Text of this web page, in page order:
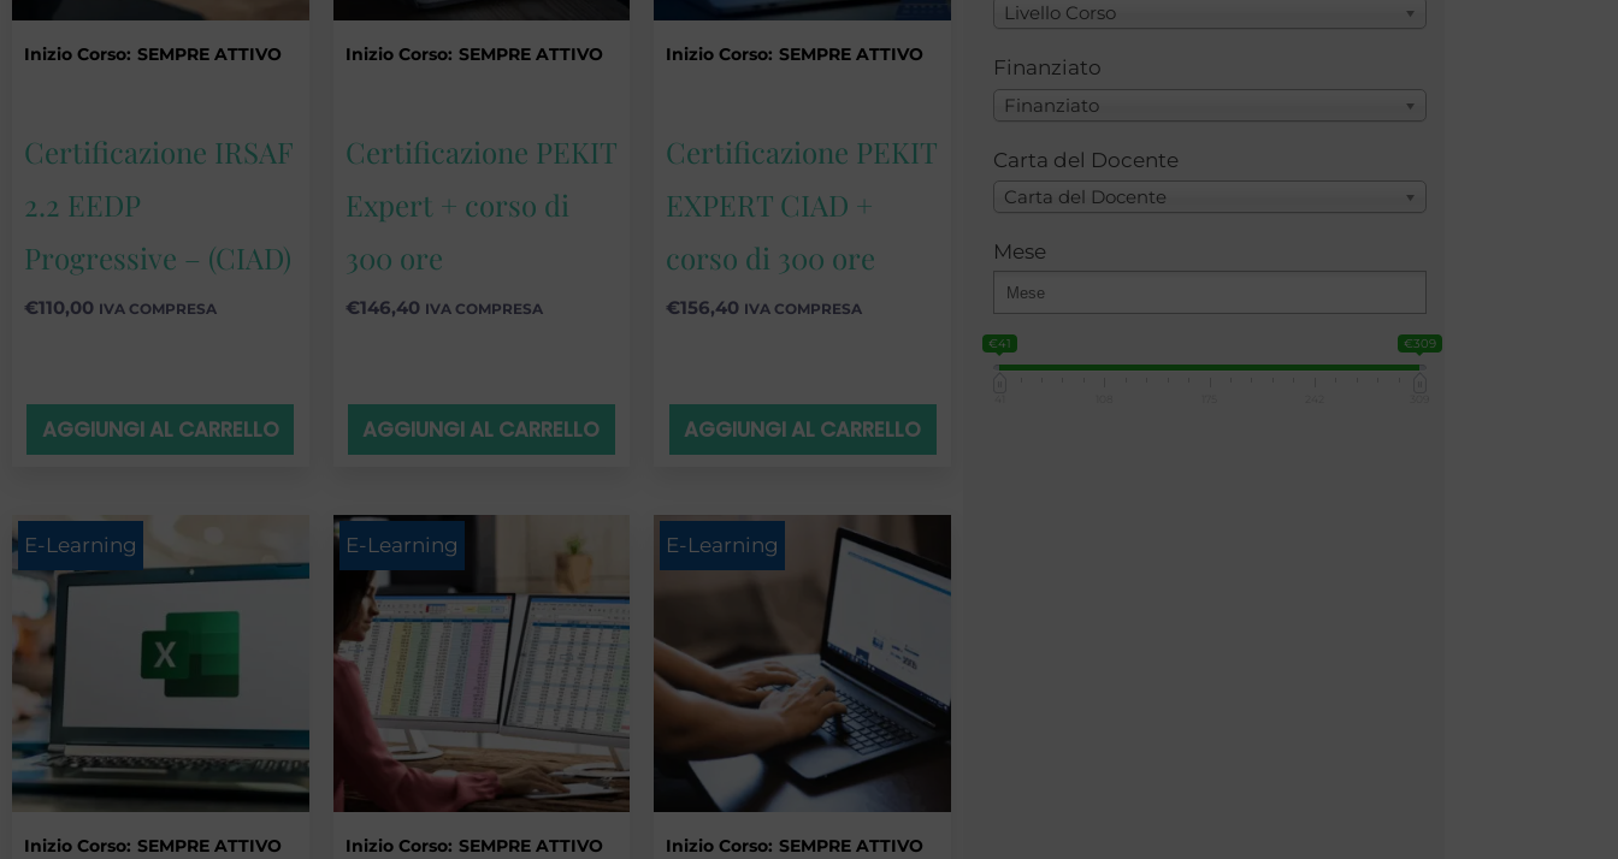
Inizio Corso: SEMPRE ATTIVO
Certificazione IRSAF
2.2 EEDP
Progressive – (CIAD)
€110,00 IVA COMPRESA
AGGIUNGI AL CARRELLO
Inizio Corso: SEMPRE ATTIVO
Certificazione PEKIT
Expert + corso di
300 ore
€146,40 IVA COMPRESA
AGGIUNGI AL CARRELLO
Inizio Corso: SEMPRE ATTIVO
Certificazione PEKIT
EXPERT CIAD +
corso di 300 ore
€156,40 IVA COMPRESA
AGGIUNGI AL CARRELLO
Inizio Corso: SEMPRE ATTIVO
E-Learning
Inizio Corso: SEMPRE ATTIVO
E-Learning
Inizio Corso: SEMPRE ATTIVO
E-Learning
Livello Corso
Finanziato
Finanziato
Carta del Docente
Carta del Docente
Mese
€41 €309